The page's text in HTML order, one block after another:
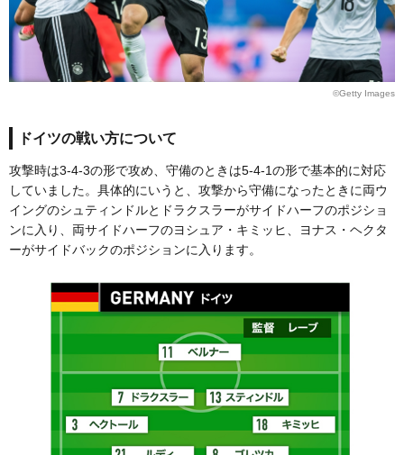
©Getty Images
ドイツの戦い方について
攻撃時は3-4-3の形で攻め、守備のときは5-4-1の形で基本的に対応
していました。具体的にいうと、攻撃から守備になったときに両ウ
イングのシュティンドルとドラクスラーがサイドハーフのポジショ
ンに入り、両サイドハーフのヨシュア・キミッヒ、ヨナス・ヘクタ
ーがサイドバックのポジションに入ります。